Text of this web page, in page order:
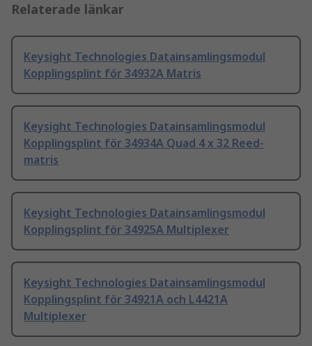
Relaterade länkar
Keysight Technologies Datainsamlingsmodul
Kopplingsplint för 34932A Matris
Keysight Technologies Datainsamlingsmodul
Kopplingsplint för 34934A Quad 4 x 32 Reed-
matris
Keysight Technologies Datainsamlingsmodul
Kopplingsplint för 34925A Multiplexer
Keysight Technologies Datainsamlingsmodul
Kopplingsplint för 34921A och L4421A
Multiplexer